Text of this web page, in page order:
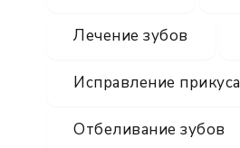
Лечение зубов
Исправление прикуса
Отбеливание зубов